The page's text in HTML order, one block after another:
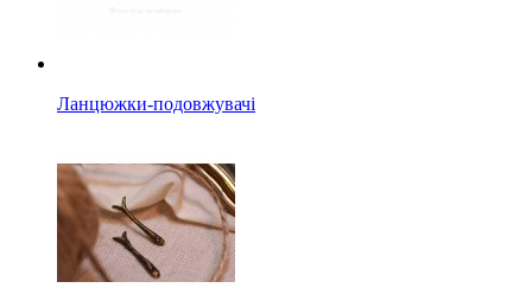
Ланцюжки-подовжувачі